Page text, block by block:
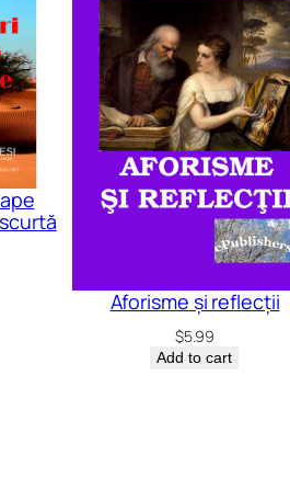
Aforisme și reflecții
$5.99
Add to cart